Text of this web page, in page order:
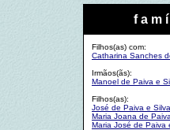
f a m
Filhos(as) com:
Catharina Sanches
Irmãos(ãs):
Manoel de Paiva e
Filhos(as):
José de Paiva e Silva
Maria Joana de
Maria José de Paiva